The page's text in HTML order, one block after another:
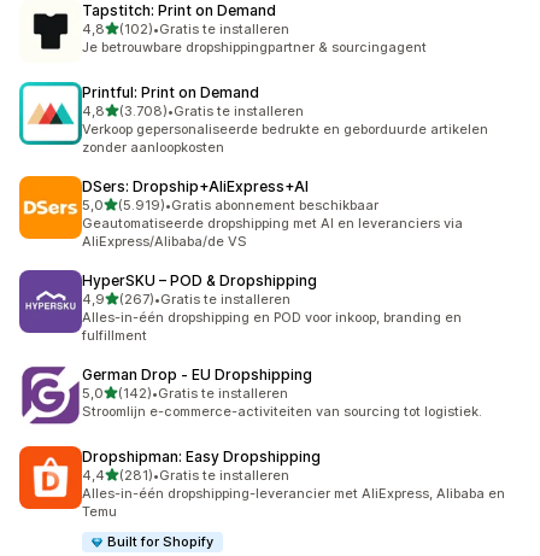
Tapstitch: Print on Demand
4,8van 5 sterren
(102)
102 recensies in totaal
•Gratis te installeren
Je betrouwbare dropshippingpartner & sourcingagent
Printful: Print on Demand
4,8van 5 sterren
(3.708)
3708 recensies in totaal
•Gratis te installeren
Verkoop gepersonaliseerde bedrukte en geborduurde artikelen
zonder aanloopkosten
DSers: Dropship+AliExpress+AI
5,0van 5 sterren
(5.919)
5919 recensies in totaal
•Gratis abonnement beschikbaar
Geautomatiseerde dropshipping met AI en leveranciers via
AliExpress/Alibaba/de VS
HyperSKU – POD & Dropshipping
4,9van 5 sterren
(267)
267 recensies in totaal
•Gratis te installeren
Alles-in-één dropshipping en POD voor inkoop, branding en
fulfillment
German Drop ‑ EU Dropshipping
5,0van 5 sterren
(142)
142 recensies in totaal
•Gratis te installeren
Stroomlijn e-commerce-activiteiten van sourcing tot logistiek.
Dropshipman: Easy Dropshipping
4,4van 5 sterren
(281)
281 recensies in totaal
•Gratis te installeren
Alles-in-één dropshipping-leverancier met AliExpress, Alibaba en
Temu
Built for Shopify